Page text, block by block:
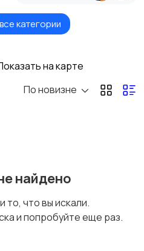
Автокраны
Автобетономешалки
категории
на карте
По новизне
найдено
то, что вы искали.
и попробуйте еще раз.